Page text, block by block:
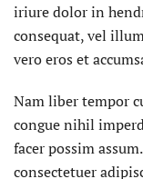
iriure dolor in
consequat, vel
vero eros et
Nam liber tempor
congue nihil
facer possim
consectetuer